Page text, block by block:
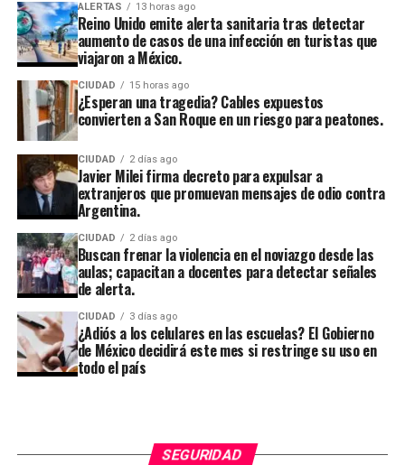
ALERTAS 13 horas ago
Reino Unido emite alerta sanitaria tras detectar
aumento de casos de una infección en turistas que
viajaron a México.
CIUDAD 15 horas ago
¿Esperan una tragedia? Cables expuestos
convierten a San Roque en un riesgo para peatones.
CIUDAD 2 días ago
Javier Milei firma decreto para expulsar a
extranjeros que promuevan mensajes de odio contra
Argentina.
CIUDAD 2 días ago
Buscan frenar la violencia en el noviazgo desde las
aulas; capacitan a docentes para detectar señales
de alerta.
CIUDAD 3 días ago
¿Adiós a los celulares en las escuelas? El Gobierno
de México decidirá este mes si restringe su uso en
todo el país
SEGURIDAD